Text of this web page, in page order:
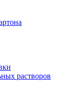
растворов